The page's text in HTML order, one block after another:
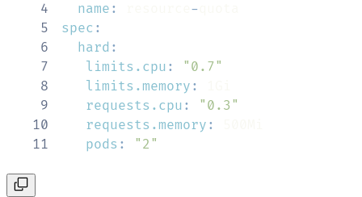
4
name : -
5
spec :
6
hard :
7
limits.cpu :
"0.7"
8
limits.memory :
9
requests.cpu :
"0.3"
10
requests.memory :
11
pods : "2"